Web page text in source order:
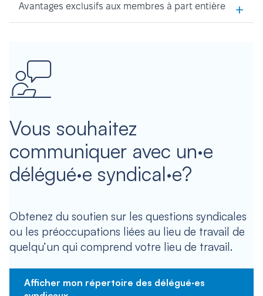
Avantages exclusifs aux membres à part entière +
Vous souhaitez
communiquer avec un·e
délégué·e syndical·e?
Obtenez du soutien sur les questions syndicales
ou les préoccupations liées au lieu de travail de
quelqu’un qui comprend votre lieu de travail.
Afficher mon répertoire des délégué·es